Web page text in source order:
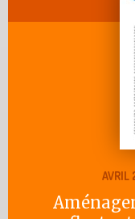
AVRIL